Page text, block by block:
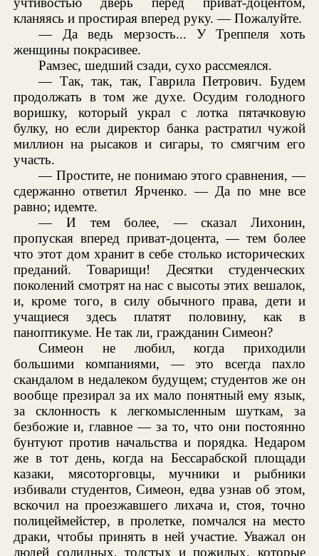
кланяясь и простирая вперед руку. — Пожалуйте.
— Да ведь мерзость... У Треппеля хоть
женщины покрасивее.
Рамзес, шедший сзади, сухо рассмеялся.
— Так, так, так, Гаврила Петрович. Будем
продолжать в том же духе. Осудим голодного
воришку, который украл с лотка пятачковую
булку, но если директор банка растратил чужой
миллион на рысаков и сигары, то смягчим его
участь.
— Простите, не понимаю этого сравнения, —
сдержанно ответил Ярченко. — Да по мне все
равно; идемте.
— И тем более, — сказал Лихонин,
пропуская вперед приват-доцента, — тем более
что этот дом хранит в себе столько исторических
преданий. Товарищи! Десятки студенческих
поколений смотрят на нас с высоты этих вешалок,
и, кроме того, в силу обычного права, дети и
учащиеся здесь платят половину, как в
паноптикуме. Не так ли, гражданин Симеон?
Симеон не любил, когда приходили
большими компаниями, — это всегда пахло
скандалом в недалеком будущем; студентов же он
вообще презирал за их мало понятный ему язык,
за склонность к легкомысленным шуткам, за
безбожие и, главное — за то, что они постоянно
бунтуют против начальства и порядка. Недаром
же в тот день, когда на Бессарабской площади
казаки, мясоторговцы, мучники и рыбники
избивали студентов, Симеон, едва узнав об этом,
вскочил на проезжавшего лихача и, стоя, точно
полицеймейстер, в пролетке, помчался на место
драки, чтобы принять в ней участие. Уважал он
людей солидных, толстых и пожилых, которые